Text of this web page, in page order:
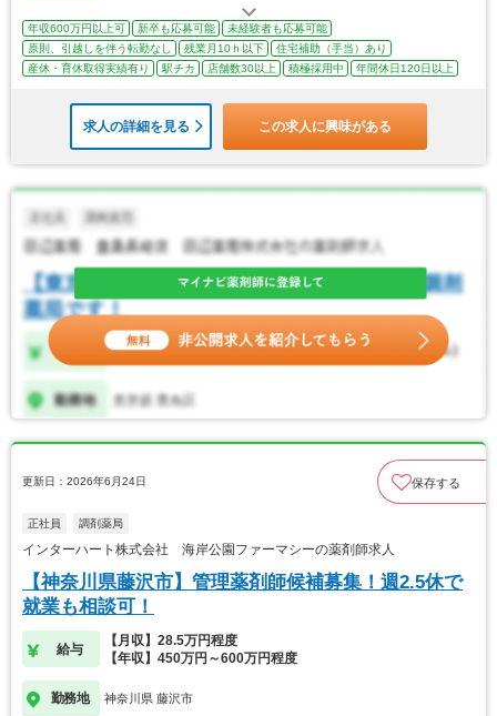
年収600万円以上可 新卒も応募可能
未経験者も応募可能
原則、引越しを伴う転勤なし
残業月10ｈ以下
住宅補助（手当）あり
産休・育休取得実績有り
駅チカ 店舗数30以上 積極採用中 年間休日120日以上
求人の詳細を見る この求人に興味がある
更新日：2026年6月24日 保存する
正社員 調剤薬局
インターハート株式会社 海岸公園ファーマシーの薬剤師求人
【神奈川県藤沢市】管理薬剤師候補募集！週2.5休で
就業も相談可！
給与
【月収】28.5万円程度
【年収】450万円～600万円程度
勤務地 神奈川県 藤沢市